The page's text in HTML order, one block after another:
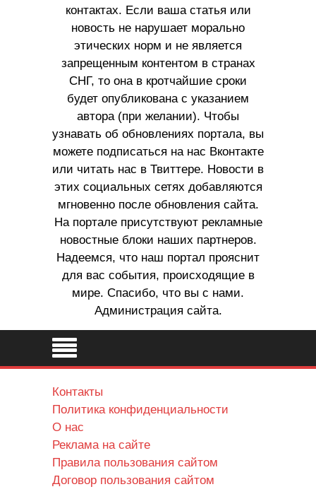
контактах. Если ваша статья или
новость не нарушает морально
этических норм и не является
запрещенным контентом в странах
СНГ, то она в кротчайшие сроки
будет опубликована с указанием
автора (при желании). Чтобы
узнавать об обновлениях портала, вы
можете подписаться на нас Вконтакте
или читать нас в Твиттере. Новости в
этих социальных сетях добавляются
мгновенно после обновления сайта.
На портале присутствуют рекламные
новостные блоки наших партнеров.
Надеемся, что наш портал прояснит
для вас события, происходящие в
мире. Спасибо, что вы с нами.
Администрация сайта.
Контакты
Политика конфиденциальности
О нас
Реклама на сайте
Правила пользования сайтом
Договор пользования сайтом